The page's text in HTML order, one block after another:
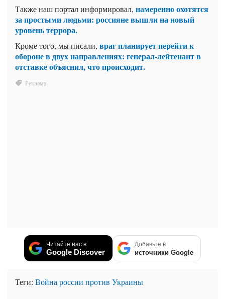
Также наш портал информировал, намеренно охотятся
за простыми людьми: россияне вышли на новый
уровень террора.
Кроме того, мы писали, враг планирует перейти к
обороне в двух направлениях: генерал-лейтенант в
отставке объяснил, что происходит.
Читайте нас в
Google Discover
Добавьте в
источники Google
Теги: Война россии против Украины